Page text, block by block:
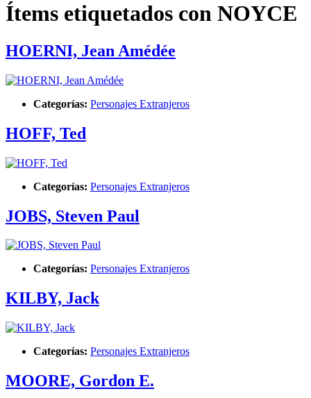
Ítems etiquetados con NOYCE
HOERNI, Jean Amédée
Categorías: Personajes Extranjeros
HOFF, Ted
Categorías: Personajes Extranjeros
JOBS, Steven Paul
Categorías: Personajes Extranjeros
KILBY, Jack
Categorías: Personajes Extranjeros
MOORE, Gordon E.